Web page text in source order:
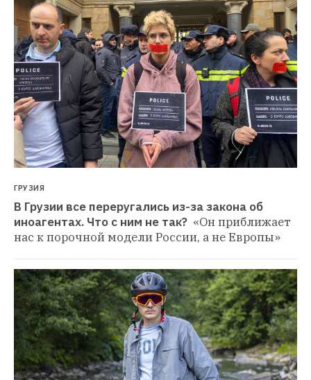
ГРУЗИЯ
В Грузии все переругались из-за закона об
иноагентах. Что с ним не так? «Он приближает
нас к порочной модели России, а не Европы»